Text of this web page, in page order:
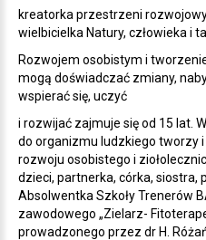
kreatorka przestrzeni
wielbicielka Natury, człowieka i
Rozwojem osobistym i
mogą doświadczać zmiany,
wspierać się, uczyć
i rozwijać zajmuje się od 15 lat.
do organizmu ludzkiego tworzy
rozwoju osobistego i
dzieci, partnerka, córka, siostra,
Absolwentka Szkoły Trenerów
zawodowego „Zielarz-
prowadzonego przez dr H.